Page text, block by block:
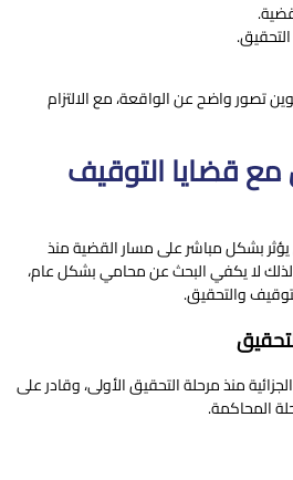
تصور واضح عن الواقعة، مع الالتزام
مع قضايا التوقيف
بشكل مباشر على مسار القضية منذ
لذلك لا يكفي البحث عن محامي بشكل عام،
والتحقيق.
منذ مرحلة التحقيق الأولى، وقادر على
المحاكمة.